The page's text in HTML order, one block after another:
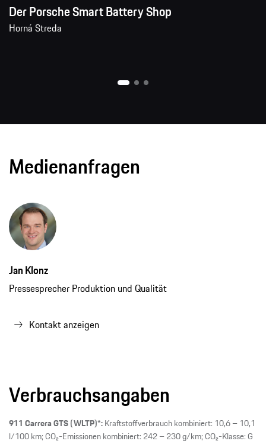
Der Porsche Smart Battery Shop
Horná Streda
Medienanfragen
Jan Klonz
Pressesprecher Produktion und Qualität
Kontakt anzeigen
Verbrauchsangaben
911 Carrera GTS (WLTP)*:Kraftstoffverbrauch kombiniert: 10,6 – 10,1
l/100 km; CO₂-Emissionen kombiniert: 242 – 230 g/km; CO₂-Klasse: G